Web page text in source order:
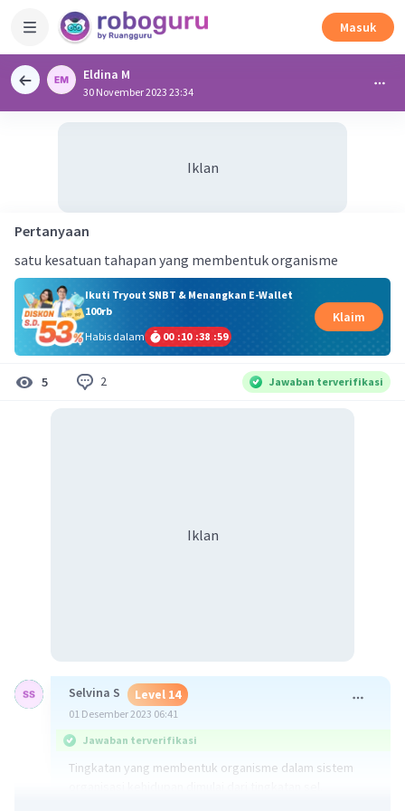
Masuk
Eldina M
30 November 2023 23:34
Iklan
Pertanyaan
satu kesatuan tahapan yang membentuk organisme
Ikuti Tryout SNBT & Menangkan E-Wallet
100rb
Habis dalam
00 :10 :38 :59
Klaim
5 2 Jawaban terverifikasi
Iklan
Selvina S Level 14
01 Desember 2023 06:41
Jawaban terverifikasi
Tingkatan yang membentuk organisme dalam sistem